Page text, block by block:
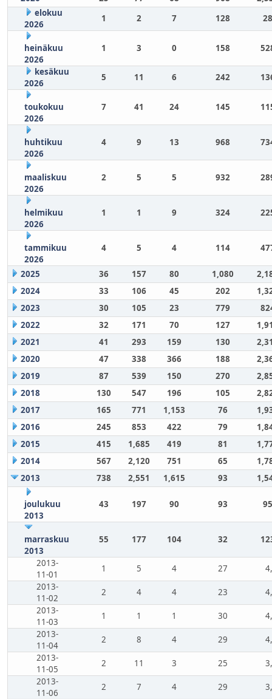
elokuu
2026
1 2 7 128
heinäkuu
2026
1 3 0 158
kesäkuu
2026
5 11 6 242
toukokuu
2026
7 41 24 145
huhtikuu
2026
4 9 13 968
maaliskuu
2026
2 5 5 932
helmikuu
2026
1 1 9 324
tammikuu
2026
4 5 4 114
2025 36 157 80 1,080
2024
33 106 45 202
2023
30 105 23 779
2022
32 171 70 127
2021
41 293 159 130
2020
47 338 366 188
2019
87 539 150 270
2018
130 547 196 105
2017
165 771 1,153 76
2016
245 853 422 79
2015
415 1,685 419 81
2014
567 2,120 751 65
2013
738 2,551 1,615 93
joulukuu
2013
43 197 90 93
marraskuu
2013
55 177 104 32
2013-
11-01
1 5 4 27
2013-
11-02
2 4 4 23
2013-
11-03
1 1 1 30
2013-
11-04
2 8 4 29
2013-
11-05
2 11 3 25
2013-
11-06
2 7 4 29